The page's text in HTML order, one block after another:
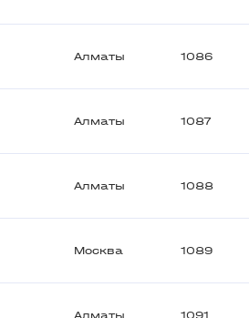
Алматы 1086
Алматы 1087
Алматы 1088
Москва 1089
Алматы 1091